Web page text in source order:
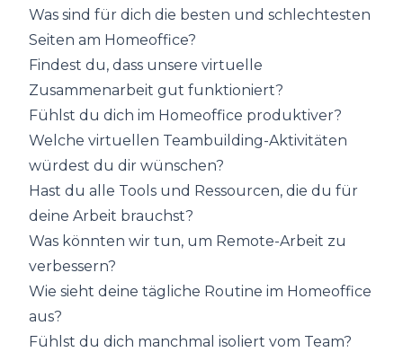
Was sind für dich die besten und schlechtesten
Seiten am Homeoffice?
Findest du, dass unsere virtuelle
Zusammenarbeit gut funktioniert?
Fühlst du dich im Homeoffice produktiver?
Welche virtuellen Teambuilding-Aktivitäten
würdest du dir wünschen?
Hast du alle Tools und Ressourcen, die du für
deine Arbeit brauchst?
Was könnten wir tun, um Remote-Arbeit zu
verbessern?
Wie sieht deine tägliche Routine im Homeoffice
aus?
Fühlst du dich manchmal isoliert vom Team?